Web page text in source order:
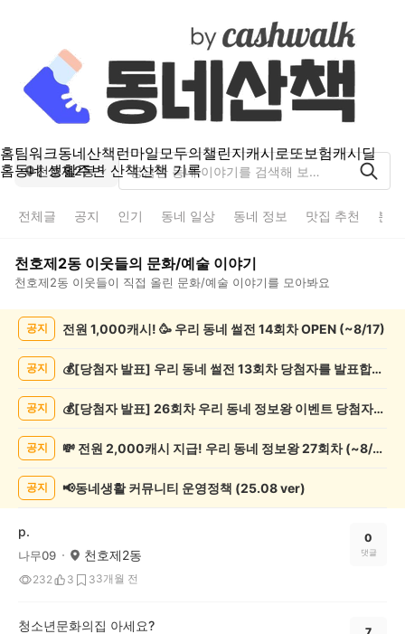
홈팀워크동네산책 런마일모두의챌린지캐시로또보험캐시딜
홈동네 생활주변 산책산책 기록
천호제2동
전체글 공지 인기 동네 일상 동네 정보 맛집 추천 분
천호제2동 이웃들의 문화/예술 이야기
천호제2동 이웃들이 직접 올린 문화/예술 이야기를 모아봐요
화/
글
공지 전원 1,000캐시! 🥳 우리 동네 썰전 14회차 OPEN (~8/17)
공지 💰[당첨자 발표] 우리 동네 썰전 13회차 당첨자를 발표합니다!
공지 💰[당첨자 발표] 26회차 우리 동네 정보왕 이벤트 당첨자를 발표합니다!
공지 💸 전원 2,000캐시 지급! 우리 동네 정보왕 27회차 (~8/10)
공지 📢동네생활 커뮤니티 운영정책 (25.08 ver)
p.
나무09 천호제2동
232 3 33개월 전
0
댓글
청소년문화의집 아세요?